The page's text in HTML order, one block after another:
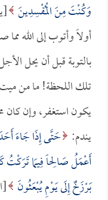
وَكُنْتَ مِنَ الْمُفْسِدِينَ
أولاً وأتوب إلى الله
بالتوبة قبل أن يحل
تلك اللحظة! ما من ميت
يكون استغفر، وإن كان
يندم: حَتَّى إِذَا جَاءَ
أَعْمَلُ صَالِحاً فِيمَا تَرَكْتُ
بَرْزَخٌ إِلَى يَوْمِ يُبْعَثُونَ